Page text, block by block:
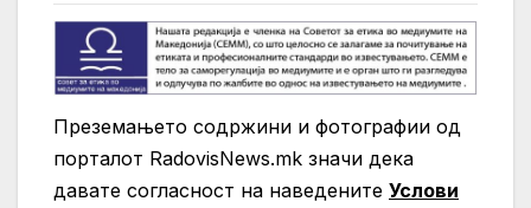
Преземањето содржини и фотографии од
порталот RadovisNews.mk значи дека
давате согласност на нaведените Услови